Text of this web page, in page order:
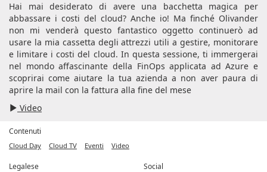
Hai mai desiderato di avere una bacchetta magica per
abbassare i costi del cloud? Anche io! Ma finché Olivander
non mi venderà questo fantastico oggetto continuerò ad
usare la mia cassetta degli attrezzi utili a gestire, monitorare
e limitare i costi del cloud. In questa sessione, ti immergerai
nel mondo affascinante della FinOps applicata ad Azure e
scoprirai come aiutare la tua azienda a non aver paura di
aprire la mail con la fattura alla fine del mese
Video
Contenuti
Cloud Day Cloud TV Eventi Video
Legalese Social